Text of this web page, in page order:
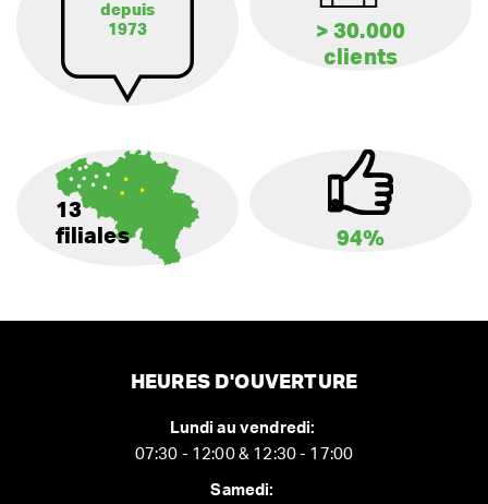
depuis
1973
> 30.000
clients
13
filiales
94%
HEURES D'OUVERTURE
Lundi au vendredi:
07:30 - 12:00 & 12:30 - 17:00
Samedi: